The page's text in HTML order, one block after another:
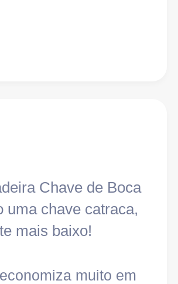
Chave de Boca
uma chave catraca,
mais baixo!
muito em